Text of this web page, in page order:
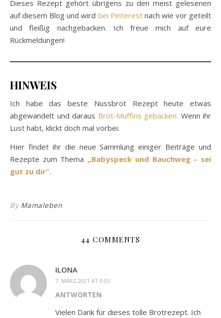
Dieses Rezept gehört übrigens zu den meist gelesenen
auf diesem Blog und wird bei Pinterestnach wie vor geteilt
und fleißig nachgebacken. Ich freue mich auf eure
Rückmeldungen!
HINWEIS
Ich habe das beste Nussbrot Rezept heute etwas
abgewandelt und daraus Brot-Muffins gebacken. Wenn ihr
Lust habt, klickt doch mal vorbei.
Hier findet ihr die neue Sammlung einiger Beiträge und
Rezepte zum Thema „Babyspeck und Bauchweg – sei
gut zu dir“.
By Mamaleben
44 COMMENTS
ILONA
7. MÄRZ 2021 AT 0:03
ANTWORTEN
Vielen Dank für dieses tolle Brotrezept. Ich